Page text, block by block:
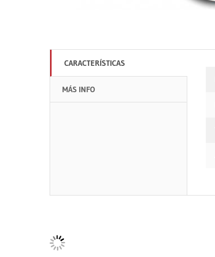
CARACTERÍSTICAS
MÁS INFO